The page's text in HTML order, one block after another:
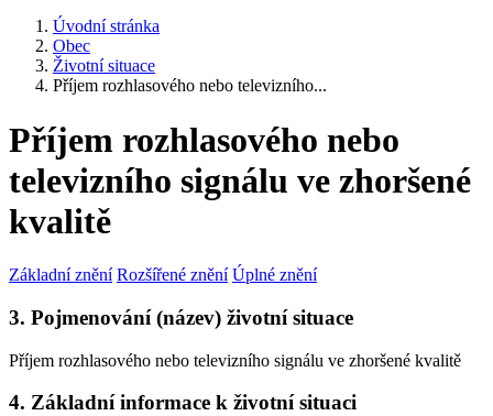
Úvodní stránka
Obec
Životní situace
Příjem rozhlasového nebo televizního...
Příjem rozhlasového nebo
televizního signálu ve zhoršené
kvalitě
Základní znění Rozšířené znění Úplné znění
3. Pojmenování (název) životní situace
Příjem rozhlasového nebo televizního signálu ve zhoršené kvalitě
4. Základní informace k životní situaci